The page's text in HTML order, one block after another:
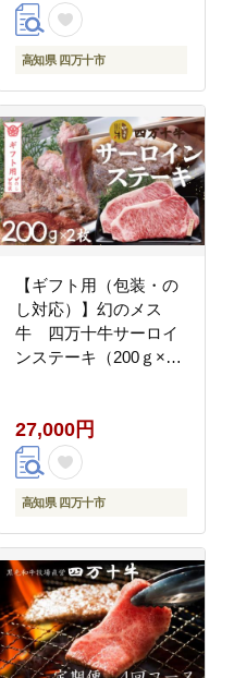
高知県 四万十市
【ギフト用（包装・の
し対応）】幻のメス
牛 四万十牛サーロイ
ンステーキ（200ｇ×2
27,000円
高知県 四万十市